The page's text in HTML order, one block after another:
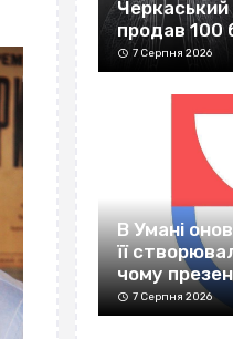
Черкаський
продав 100
7 Серпня 2026
В Умані
її
чому
7 Серпня 2026